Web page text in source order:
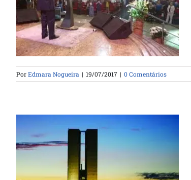
Força, Coragem, Avançar
PorEdmara Nogueira | 19/07/2017 | 0 Comentários
Casa da Bênção será